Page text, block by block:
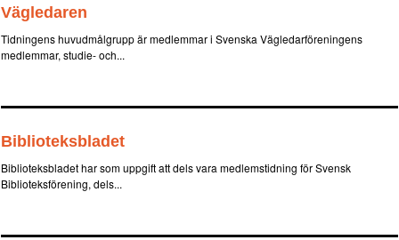
Vägledaren
Tidningens huvudmålgrupp är medlemmar i Svenska Vägledarföreningens
medlemmar, studie- och...
Biblioteksbladet
Biblioteksbladet har som uppgift att dels vara medlemstidning för Svensk
Biblioteksförening, dels...